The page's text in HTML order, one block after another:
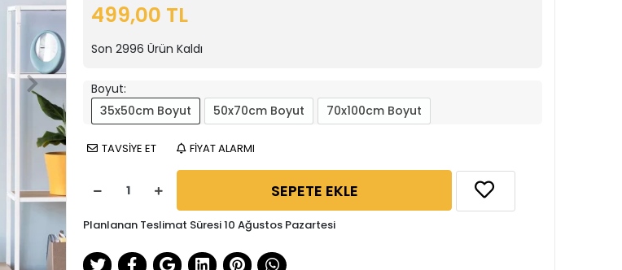
499,00 TL
Son 2996 Ürün Kaldı
Boyut:
35x50cm Boyut
50x70cm Boyut 70x100cm Boyut
TAVSİYE ET FİYAT ALARMI
SEPETE EKLE
Planlanan Teslimat Süresi 10 Ağustos Pazartesi